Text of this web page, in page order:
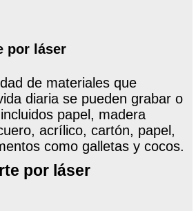
por láser
de materiales que
diaria se pueden grabar o
papel, madera
acrílico, cartón, papel,
como galletas y cocos.
por láser